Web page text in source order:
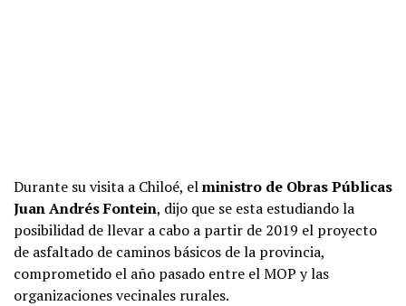
Durante su visita a Chiloé, elministro de Obras Públicas
Juan Andrés Fontein, dijo que se esta estudiando la
posibilidad de llevar a cabo a partir de 2019 el proyecto
de asfaltado de caminos básicos de la provincia,
comprometido el año pasado entre el MOP y las
organizaciones vecinales rurales.